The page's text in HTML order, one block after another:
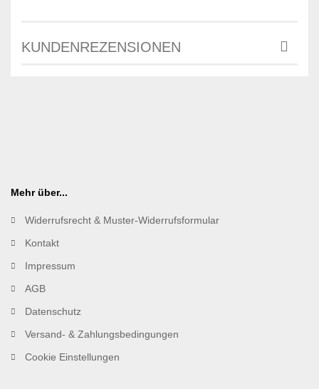
KUNDENREZENSIONEN
Mehr über...
Widerrufsrecht & Muster-Widerrufsformular
Kontakt
Impressum
AGB
Datenschutz
Versand- & Zahlungsbedingungen
Cookie Einstellungen